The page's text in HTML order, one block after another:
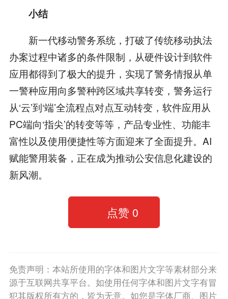
小结
新一代移动警务系统，打破了传统移动执法
办案过程中诸多的条件限制，从硬件设计到软件
应用都得到了极大的提升，实现了警务情报从单
一警种应用向多警种跨区域共享转变，警务运行
从‘云’到‘端’全流程点对点互动转变，软件应用从
PC端向‘指尖’的转变等等，产品专业性、功能丰
富性以及使用便捷性等方面迎来了全面提升。AI
赋能警用装备，正在成为推动公安信息化建设的
新风潮。
点赞 0
免责声明：本站所使用的字体和图片文字等素材部分来
源于互联网共享平台。如使用任何字体和图片文字有冒
犯其版权所有方的，皆为无意。如您是字体厂商、图片